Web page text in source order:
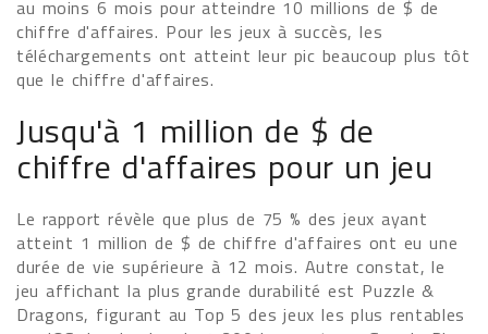
au moins 6 mois pour atteindre 10 millions de $ de
chiffre d'affaires. Pour les jeux à succès, les
téléchargements ont atteint leur pic beaucoup plus tôt
que le chiffre d'affaires.
Jusqu'à 1 million de $ de
chiffre d'affaires pour un jeu
Le rapport révèle que plus de 75 % des jeux ayant
atteint 1 million de $ de chiffre d'affaires ont eu une
durée de vie supérieure à 12 mois. Autre constat, le
jeu affichant la plus grande durabilité est Puzzle &
Dragons, figurant au Top 5 des jeux les plus rentables